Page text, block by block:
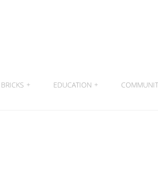
BRICKS + EDUCATION +